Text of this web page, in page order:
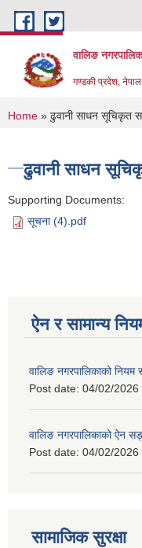
Skip to main content
वालिङ
गण्डकी प्रदेश, नेपाल
You are here
Home » ढुवानी साधन सूचिकृत
ढुवानी साधन
Supporting Documents:
सूचना (4).pdf
ऐन र सामान्य
वालिङ नगरपालिकाको
Post date: 04/02/2026
वालिङ नगरपालिकाको ऐन
Post date: 04/02/2026
सामाजिक सुरक्षा